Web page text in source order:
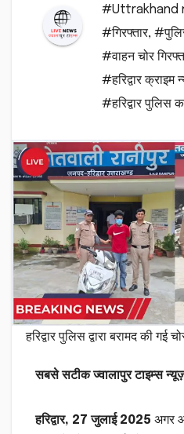
#Uttrakhand
#गिरफ्तार,
#वाहन चोर
#हरिद्वार क्राइम
#हरिद्वार पुलिस
हरिद्वार पुलिस द्वारा बरामद की गई
सबसे सटीक ज्वालापुर टाइम्स
हरिद्वार, 27 जुलाई 2025 अगर